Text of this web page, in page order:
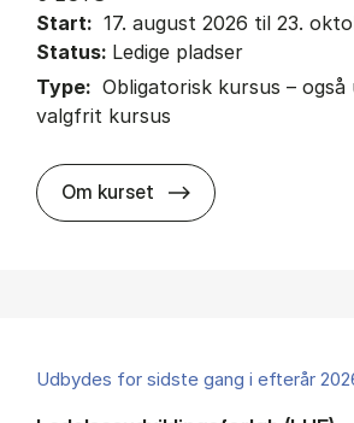
Start: 17. august 2026 til 23.
Status: Ledige pladser
Type: Obligatorisk kursus –
valgfrit kursus
Om kurset about
Udbydes for sidste gang i efterår